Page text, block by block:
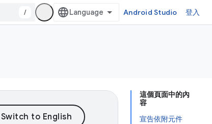
/ Android Studio 登入
這個頁面中的內
容
宣告依附元件